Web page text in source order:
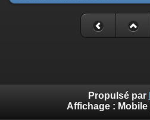
Propulsé par
Affichage : Mobile